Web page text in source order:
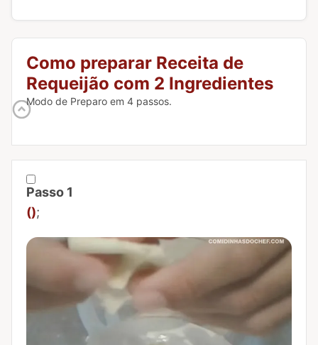
Como preparar Receita de
Requeijão com 2 Ingredientes
Modo de Preparo em 4 passos.
Passo 1
Marcar Passo 1 como concluído
();